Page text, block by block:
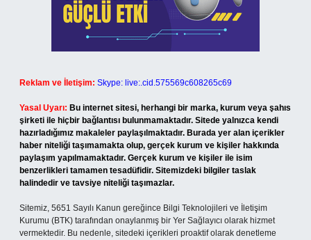
Reklam ve İletişim: Skype: live:.cid.575569c608265c69
Yasal Uyarı: Bu internet sitesi, herhangi bir marka, kurum veya şahıs
şirketi ile hiçbir bağlantısı bulunmamaktadır. Sitede yalnızca kendi
hazırladığımız makaleler paylaşılmaktadır. Burada yer alan içerikler
haber niteliği taşımamakta olup, gerçek kurum ve kişiler hakkında
paylaşım yapılmamaktadır. Gerçek kurum ve kişiler ile isim
benzerlikleri tamamen tesadüfidir. Sitemizdeki bilgiler taslak
halindedir ve tavsiye niteliği taşımazlar.
Sitemiz, 5651 Sayılı Kanun gereğince Bilgi Teknolojileri ve İletişim
Kurumu (BTK) tarafından onaylanmış bir Yer Sağlayıcı olarak hizmet
vermektedir. Bu nedenle, sitedeki içerikleri proaktif olarak denetleme